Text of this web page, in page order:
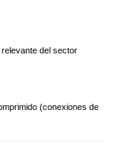
del sector
(conexiones de